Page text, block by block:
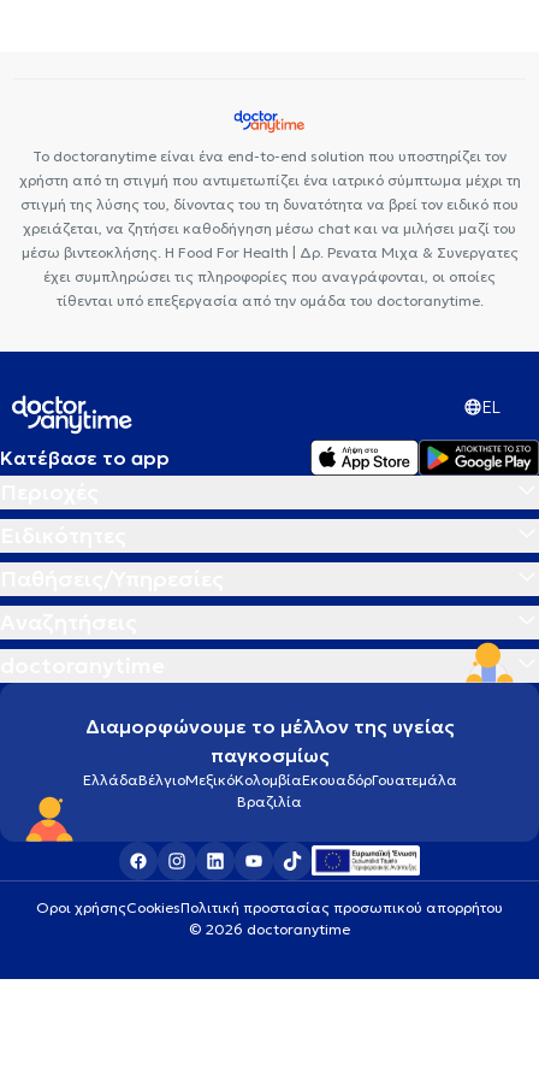
Το doctoranytime είναι ένα end-to-end solution που υποστηρίζει τον
χρήστη από τη στιγμή που αντιμετωπίζει ένα ιατρικό σύμπτωμα μέχρι τη
στιγμή της λύσης του, δίνοντας του τη δυνατότητα να βρεί τον ειδικό που
χρειάζεται, να ζητήσει καθοδήγηση μέσω chat και να μιλήσει μαζί του
μέσω βιντεοκλήσης. Η Food For Health | Δρ. Ρενατα Μιχα & Συνεργατες
έχει συμπληρώσει τις πληροφορίες που αναγράφονται, οι οποίες
τίθενται υπό επεξεργασία από την ομάδα του doctoranytime.
EL
Κατέβασε το app
Διαμορφώνουμε το μέλλον της υγείας
παγκοσμίως
ΕλλάδαΒέλγιοΜεξικόΚολομβίαΕκουαδόρΓουατεμάλα
Βραζιλία
Οροι χρήσηςCookiesΠολιτική προστασίας προσωπικού απορρήτου
© 2026 doctoranytime